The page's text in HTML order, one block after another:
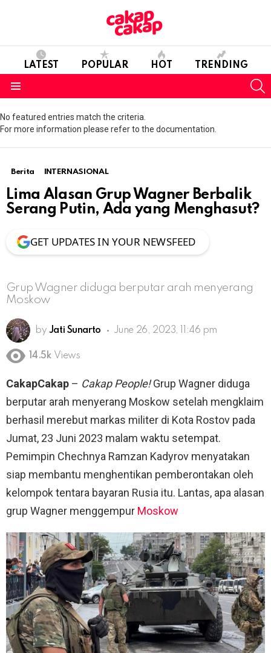
LATEST POPULAR HOT TRENDING
No featured entries match the criteria.
For more information please refer to the documentation.
Berita INTERNASIONAL
Lima Alasan Grup Wagner Berbalik
Serang Putin, Ada yang Menghasut?
GET UPDATES IN YOUR NEWSFEED
Grup Wagner diduga berputar arah menyerang
Moskow
by Jati Sunarto June 26, 2023, 11:46 pm
14.5k Views
CakapCakap – Cakap People!Grup Wagner diduga
berputar arah menyerang Moskow setelah mengklaim
berhasil merebut markas militer di Kota Rostov pada
Jumat, 23 Juni 2023 malam waktu setempat.
Pemimpin Chechnya Ramzan Kadyrov menyatakan
siap membantu menghentikan pemberontakan oleh
kelompok tentara bayaran Rusia itu. Lantas, apa alasan
grup Wagner menggempur Moskow